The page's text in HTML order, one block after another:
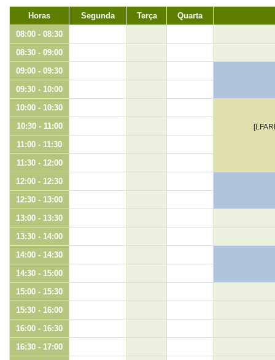
Horas Segunda Terça
Quarta
08:00 - 08:30
08:30 - 09:00
09:00 - 09:30
09:30 - 10:00
10:00 - 10:30
10:30 - 11:00
11:00 - 11:30
11:30 - 12:00
12:00 - 12:30
12:30 - 13:00
13:00 - 13:30
13:30 - 14:00
14:00 - 14:30
14:30 - 15:00
15:00 - 15:30
15:30 - 16:00
16:00 - 16:30
16:30 - 17:00